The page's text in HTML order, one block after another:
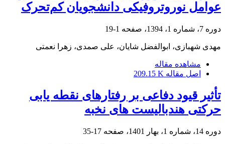
عوامل نوروتروفیکی دانشجویان کم‌تحرک
دوره 7، شماره 1، 1394، صفحه 1-19
مهدی شهبازی، ابوالفضل شایان، علی صمدی، زهرا نعمتی
مشاهده مقاله
اصل مقاله 209.15 K
تأثیر قیود دفاعی بر رفتارهای نقطه یابی
حرکتی هندبالیست های نخبه
دوره 14، شماره 1، بهار 1401، صفحه 17-35